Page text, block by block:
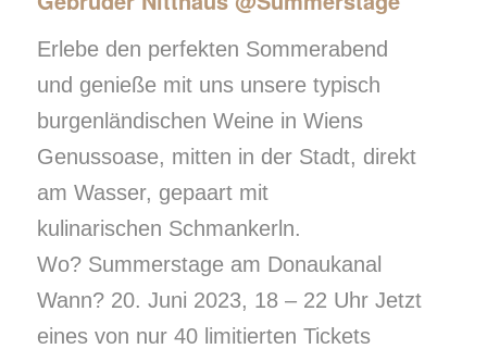
Erlebe den perfekten Sommerabend
und genieße mit uns unsere typisch
burgenländischen Weine in Wiens
Genussoase, mitten in der Stadt, direkt
am Wasser, gepaart mit
kulinarischen Schmankerln.​
Wo? Summerstage am Donaukanal​
Wann? 20. Juni 2023, 18 – 22 Uhr​ Jetzt
eines von nur 40 limitierten Tickets